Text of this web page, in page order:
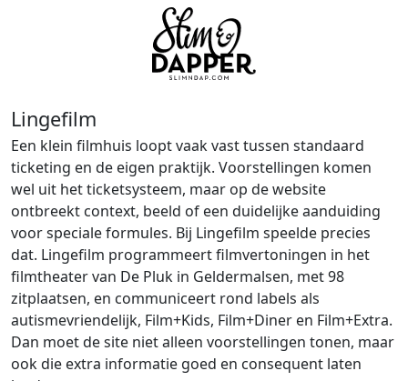
Lingefilm
Een klein filmhuis loopt vaak vast tussen standaard
ticketing en de eigen praktijk. Voorstellingen komen
wel uit het ticketsysteem, maar op de website
ontbreekt context, beeld of een duidelijke aanduiding
voor speciale formules. Bij Lingefilm speelde precies
dat. Lingefilm programmeert filmvertoningen in het
filmtheater van De Pluk in Geldermalsen, met 98
zitplaatsen, en communiceert rond labels als
autismevriendelijk, Film+Kids, Film+Diner en Film+Extra.
Dan moet de site niet alleen voorstellingen tonen, maar
ook die extra informatie goed en consequent laten